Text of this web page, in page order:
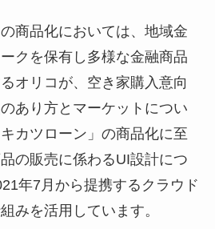
商品化においては、地域金
クを保有し多様な金融商品
オリコが、空き家購入意向
あり方とマーケットについ
カツローン」の商品化に至
の販売に係わるUI設計につ
年7月から提携するクラウド
みを活用しています。